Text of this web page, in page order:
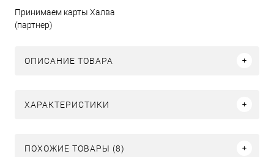
Принимаем карты Халва
(партнер)
ОПИСАНИЕ ТОВАРА
ХАРАКТЕРИСТИКИ
ПОХОЖИЕ ТОВАРЫ (8)